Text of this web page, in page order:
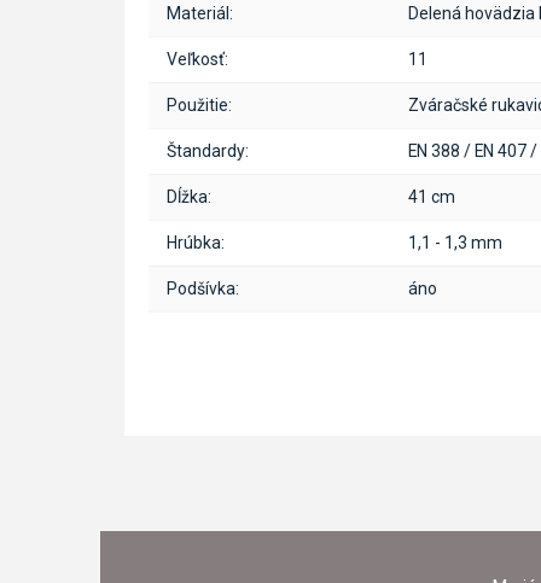
Materiál: Delená hovädzia
Veľkosť: 11
Použitie: Zváračské
Štandardy: EN 388 / EN 407
Dĺžka: 41 cm
Hrúbka: 1,1 - 1,3 mm
Podšívka: áno